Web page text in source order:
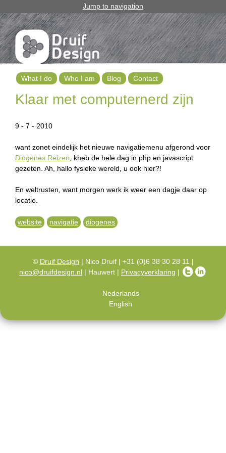
Jump to navigation
Klaar met computernerd zijn
9 - 7 - 2010
want zonet eindelijk het nieuwe navigatiemenu afgerond voor
Diogenes Reizen , kheb de hele dag in php en javascript
gezeten. Ah, hallo fysieke wereld, u ook hier?!
En weltrusten, want morgen werk ik weer een dagje daar op
locatie.
website navigatie diogenes
M
n
m
e
n
u
g
s
What I do Who I am Blog Contact
© Druif Design | Nico Druif | +31 (0)6 38 30 28 11 |
nico@druifdesign.nl | Hauwert | Privacyverklaring |
Nederlands
English